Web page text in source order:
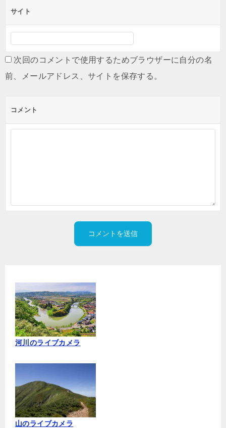
サイト
次回のコメントで使用するためブラウザーに自分の名
前、メールアドレス、サイトを保存する。
コメント
河川のライブカメラ
山のライブカメラ